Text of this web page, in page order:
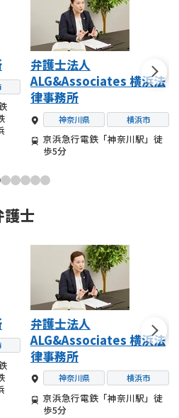
弁護士法人
ALG&Associates 横浜法
律事務所
神奈川県 横浜市
京浜急行電鉄「神奈川駅」徒
歩5分
護士
弁護士法人
ALG&Associates 横浜法
律事務所
神奈川県 横浜市
京浜急行電鉄「神奈川駅」徒
歩5分